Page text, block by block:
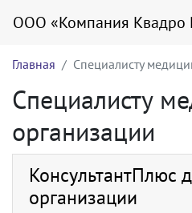
ООО «Компания Квадро
Главная Специалисту
Специалисту
организации
КонсультантПлюс
организации